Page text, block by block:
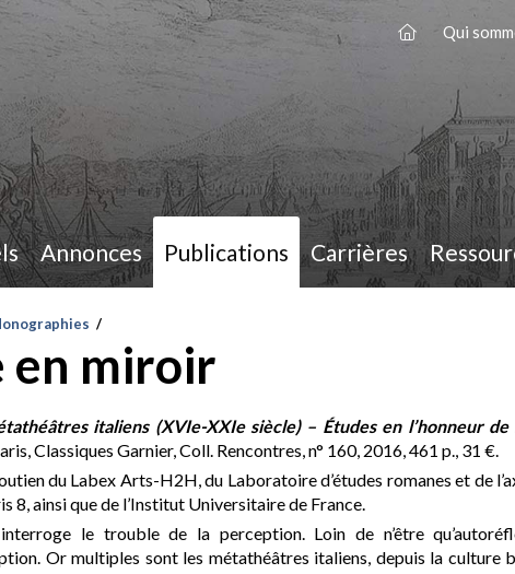
Qui
Annonces Publications Carrières
/
en miroir
italiens (XVIe-XXIe siècle) – Études en l’honneur
Classiques Garnier, Coll. Rencontres, n° 160, 2016, 461 p., 31 €.
du Labex Arts-H2H, du Laboratoire d’études romanes et de
8, ainsi que de l’Institut Universitaire de France.
le trouble de la perception. Loin de n’être
Or multiples sont les métathéâtres italiens, depuis la culture